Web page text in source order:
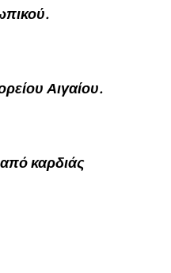
Αιγαίου.
καρδιάς